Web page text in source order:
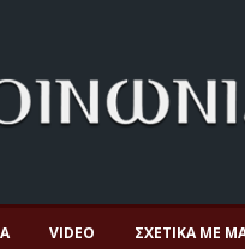
VIDEO ΣΧΕΤΙΚΆ ΜΕ